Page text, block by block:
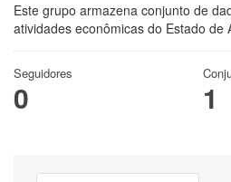
Este grupo armazena conjunto de
atividades econômicas do Estado de
Seguidores
0 1